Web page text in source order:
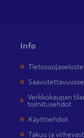
Info
Tietosuojaseloste
Verkkokaupan
toimitusehdot
Käyttöehdot
Takuu ja